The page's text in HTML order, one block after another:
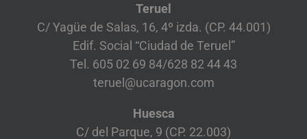
Teruel
C/ Yagüe de Salas, 16, 4º izda. (CP. 44.001)
Edif. Social “Ciudad de Teruel”
Tel. 605 02 69 84/628 82 44 43
teruel@ucaragon.com
Huesca
C/ del Parque, 9 (CP. 22.003)